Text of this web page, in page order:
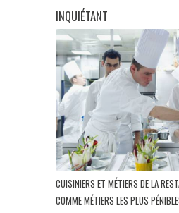
INQUIÉTANT
CUISINIERS ET MÉTIERS DE LA
COMME MÉTIERS LES PLUS